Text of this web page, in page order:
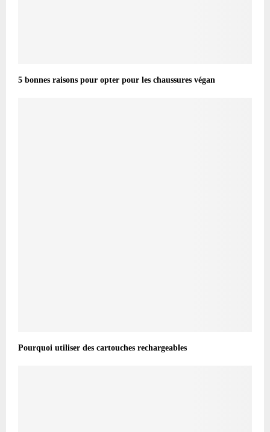
5 bonnes raisons pour opter pour les chaussures végan
Pourquoi utiliser des cartouches rechargeables